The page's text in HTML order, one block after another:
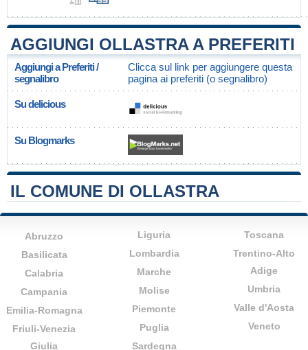
AGGIUNGI OLLASTRA A PREFERITI
Aggiungi a Preferiti /
segnalibro
Clicca sul link per aggiungere questa
pagina ai preferiti (o segnalibro)
Su delicious
Su Blogmarks
IL COMUNE DI OLLASTRA
Abruzzo
Basilicata
Calabria
Campania
Emilia-Romagna
Friuli-Venezia
Giulia
Liguria
Lombardia
Marche
Molise
Piemonte
Puglia
Sardegna
Toscana
Trentino-Alto
Adige
Umbria
Valle d'Aosta
Veneto